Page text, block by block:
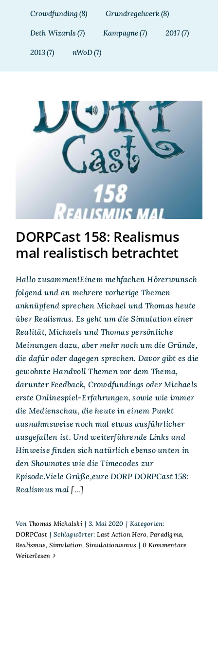
Crowdfunding (8) Grundregelwerk(8)
Deth Wizards (7) Kampagne(7) 2017(7)
2013(7) nWoD(7)
DORPCast 158: Realismus
mal realistisch betrachtet
DORPCast 158: Realismus
mal realistisch betrachtet
Hallo zusammen!Einem mehfachen Hörerwunsch
folgend und an mehrere vorherige Themen
anknüpfend sprechen Michael und Thomas heute
über Realismus. Es geht um die Simulation einer
Realität, Michaels und Thomas persönliche
Meinungen dazu, aber mehr noch um die Gründe,
die dafür oder dagegen sprechen. Davor gibt es die
gewohnte Handvoll Themen vor dem Thema,
darunter Feedback, Crowdfundings oder Michaels
erste Onlinespiel-Erfahrungen, sowie wie immer
die Medienschau, die heute in einem Punkt
ausnahmsweise noch mal etwas ausführlicher
ausgefallen ist. Und weiterführende Links und
Hinweise finden sich natürlich ebenso unten in
den Shownotes wie die Timecodes zur
Episode.Viele Grüße,eure DORP DORPCast 158:
Realismus mal [...]
Von Thomas Michalski | 3. Mai 2020 | Kategorien:
DORPCast | Schlagwörter: Last Action Hero, Paradigma,
Realismus, Simulation, Simulationismus | 0 Kommentare
Weiterlesen